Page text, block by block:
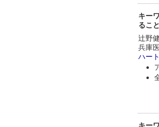
キー
ること
辻野健
兵庫
ハー